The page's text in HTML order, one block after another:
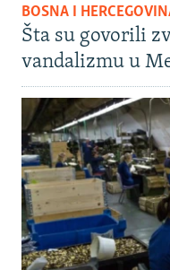
BOSNA I
Šta su govorili
vandalizmu u